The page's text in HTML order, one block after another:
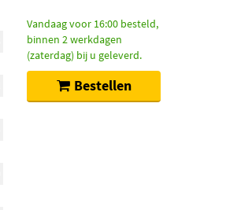
Vandaag voor 16:00 besteld,
binnen 2 werkdagen
(zaterdag) bij u geleverd.
Bestellen